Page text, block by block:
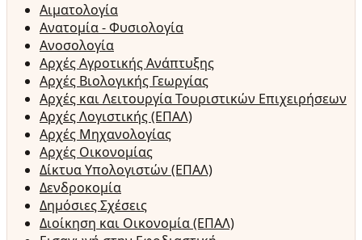
Αιματολογία
Ανατομία - Φυσιολογία
Ανοσολογία
Αρχές Αγροτικής Ανάπτυξης
Αρχές Βιολογικής Γεωργίας
Αρχές και Λειτουργία Τουριστικών Επιχειρήσεων
Αρχές Λογιστικής (ΕΠΑΛ)
Αρχές Μηχανολογίας
Αρχές Οικονομίας
Δίκτυα Υπολογιστών (ΕΠΑΛ)
Δενδροκομία
Δημόσιες Σχέσεις
Διοίκηση και Οικονομία (ΕΠΑΛ)